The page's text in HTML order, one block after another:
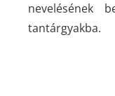
nevelésének
tantárgyakba.